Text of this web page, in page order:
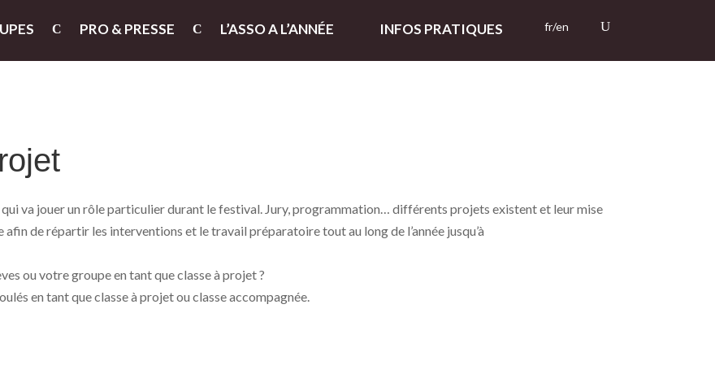
PRO & PRESSE L’ASSO A L’ANNÉE INFOS PRATIQUES fr/en
qui va jouer un rôle particulier durant le festival. Jury, programmation… différents projets existent et leur mise
afin de répartir les interventions et le travail préparatoire tout au long de l’année jusqu’à
ou votre groupe en tant que classe à projet ?
en tant que classe à projet ou classe accompagnée.